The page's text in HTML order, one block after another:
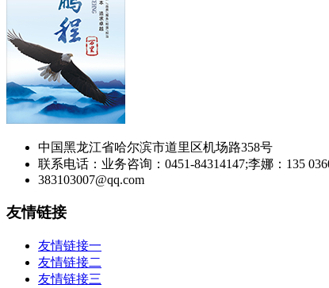
中国黑龙江省哈尔滨市道里区机场路358号
联系电话：业务咨询：0451-84314147;李娜：135
383103007@qq.com
友情链接
友情链接一
友情链接二
友情链接三